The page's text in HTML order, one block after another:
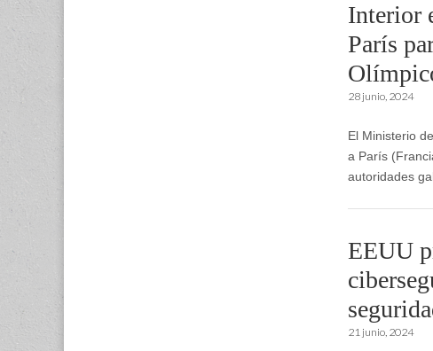
Interior
París
28 junio, 2024
El Ministerio
a París
autoridades
EEUU
21 junio, 2024